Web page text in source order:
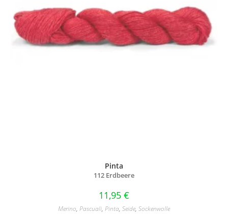
Pinta
112 Erdbeere
11,95 €
Merino, Pascuali, Pinta, Seide, Sockenwolle